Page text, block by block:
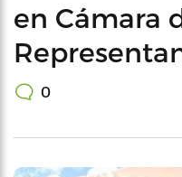
en Cámara
0